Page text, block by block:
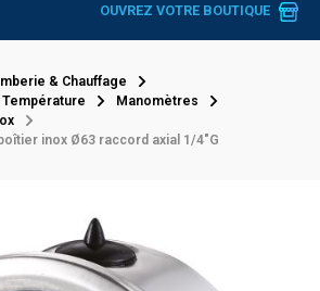
OUVREZ VOTRE BOUTIQUE
& Chauffage
Manomètres
inox Ø63 raccord axial 1/4"G